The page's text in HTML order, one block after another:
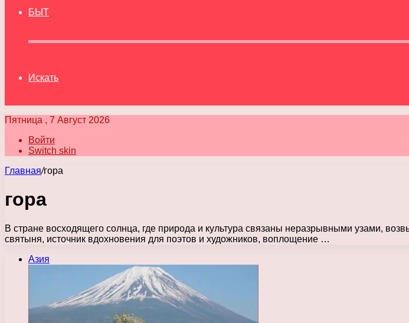
БЫТ
Искать
Пятница , 7 Август 2026
Войти
Switch skin
Главная/гора
гора
В стране восходящего солнца, где природа и культура связаны неразрывными узами,
святыня, источник вдохновения для поэтов и художников, воплощение …
Азия